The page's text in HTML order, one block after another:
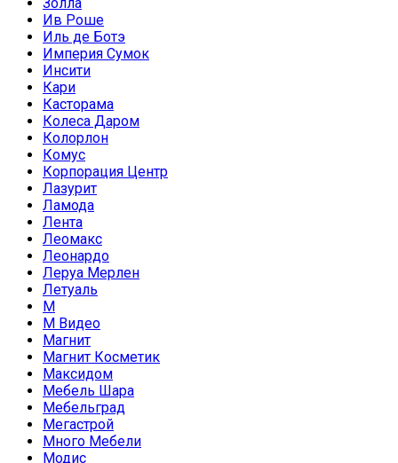
Ив Роше
Иль де Ботэ
Империя Сумок
Инсити
Кари
Касторама
Колеса Даром
Колорлон
Комус
Корпорация Центр
Лазурит
Ламода
Лента
Леомакс
Леонардо
Леруа Мерлен
Летуаль
М
М Видео
Магнит
Магнит Косметик
Максидом
Мебель Шара
Мебельград
Мегастрой
Много Мебели
Модис